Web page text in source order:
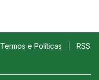
Termos e Políticas RSS